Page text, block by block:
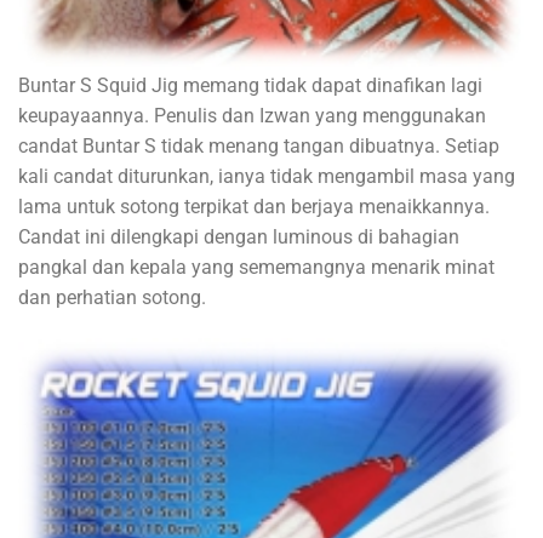
Buntar S Squid Jig memang tidak dapat dinafikan lagi
keupayaannya. Penulis dan Izwan yang menggunakan
candat Buntar S tidak menang tangan dibuatnya. Setiap
kali candat diturunkan, ianya tidak mengambil masa yang
lama untuk sotong terpikat dan berjaya menaikkannya.
Candat ini dilengkapi dengan luminous di bahagian
pangkal dan kepala yang sememangnya menarik minat
dan perhatian sotong.